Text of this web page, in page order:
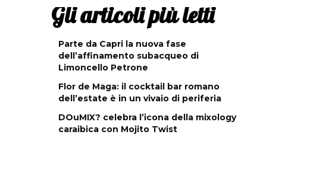
Gli articoli più letti
Parte da Capri la nuova fase
dell’affinamento subacqueo di
Limoncello Petrone
Flor de Maga: il cocktail bar romano
dell’estate è in un vivaio di periferia
DOuMIX? celebra l’icona della mixology
caraibica con Mojito Twist